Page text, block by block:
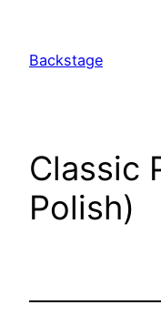
вмісту
Backstage
Classic
Polish)